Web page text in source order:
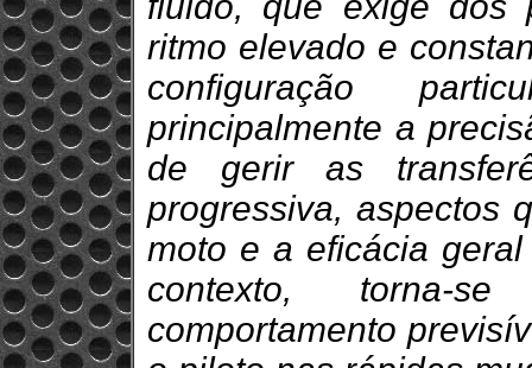
ritmo elevado e
configuração
principalmente a
de gerir as
progressiva, aspectos
moto e a eficácia
contexto, torna-
comportamento